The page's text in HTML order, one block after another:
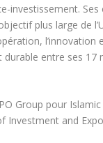
investissement.
plus large de
l’innovation
durable entre ses 17
Group pour
Investment and